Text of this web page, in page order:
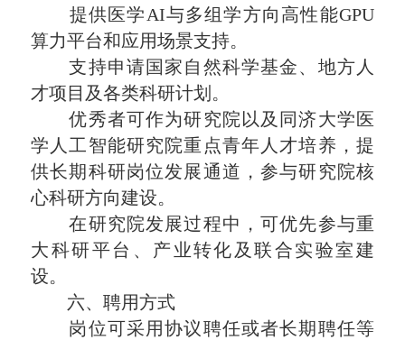
提供医学AI与多组学方向高性能GPU
算力平台和应用场景支持。
支持申请国家自然科学基金、地方人
才项目及各类科研计划。
优秀者可作为研究院以及同济大学医
学人工智能研究院重点青年人才培养，提
供长期科研岗位发展通道，参与研究院核
心科研方向建设。
在研究院发展过程中，可优先参与重
大科研平台、产业转化及联合实验室建
设。
六、聘用方式
岗位可采用协议聘任或者长期聘任等